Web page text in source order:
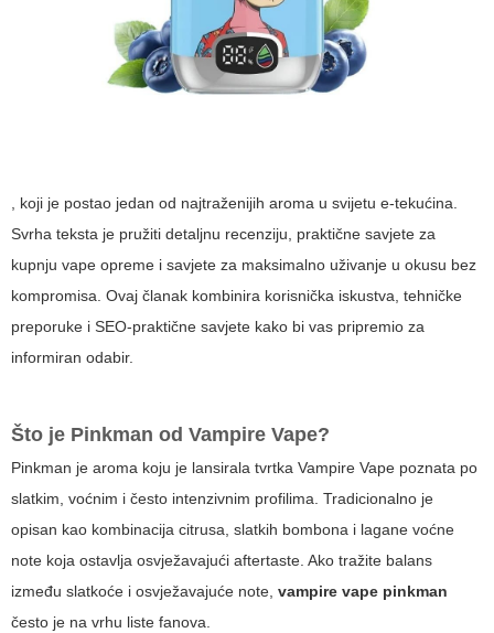
, koji je postao jedan od najtraženijih aroma u svijetu e-tekućina.
Svrha teksta je pružiti detaljnu recenziju, praktične savjete za
kupnju vape opreme i savjete za maksimalno uživanje u okusu bez
kompromisa. Ovaj članak kombinira korisnička iskustva, tehničke
preporuke i SEO-praktične savjete kako bi vas pripremio za
informiran odabir.
Što je Pinkman od Vampire Vape?
Pinkman je aroma koju je lansirala tvrtka Vampire Vape poznata po
slatkim, voćnim i često intenzivnim profilima. Tradicionalno je
opisan kao kombinacija citrusa, slatkih bombona i lagane voćne
note koja ostavlja osvježavajući aftertaste. Ako tražite balans
između slatkoće i osvježavajuće note, vampire vape pinkman
često je na vrhu liste fanova.